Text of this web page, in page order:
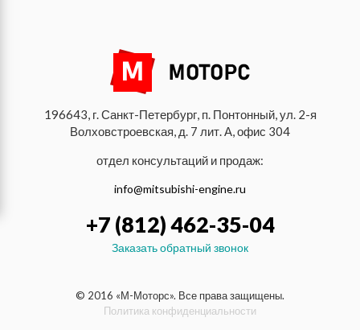
196643, г. Санкт-Петербург, п. Понтонный, ул. 2-я
Волховстроевская, д. 7 лит. А, офис 304
отдел консультаций и продаж:
info@mitsubishi-engine.ru
+7 (812) 462-35-04
Заказать обратный звонок
© 2016 «М-Моторс». Все права защищены.
Политика конфиденциальности